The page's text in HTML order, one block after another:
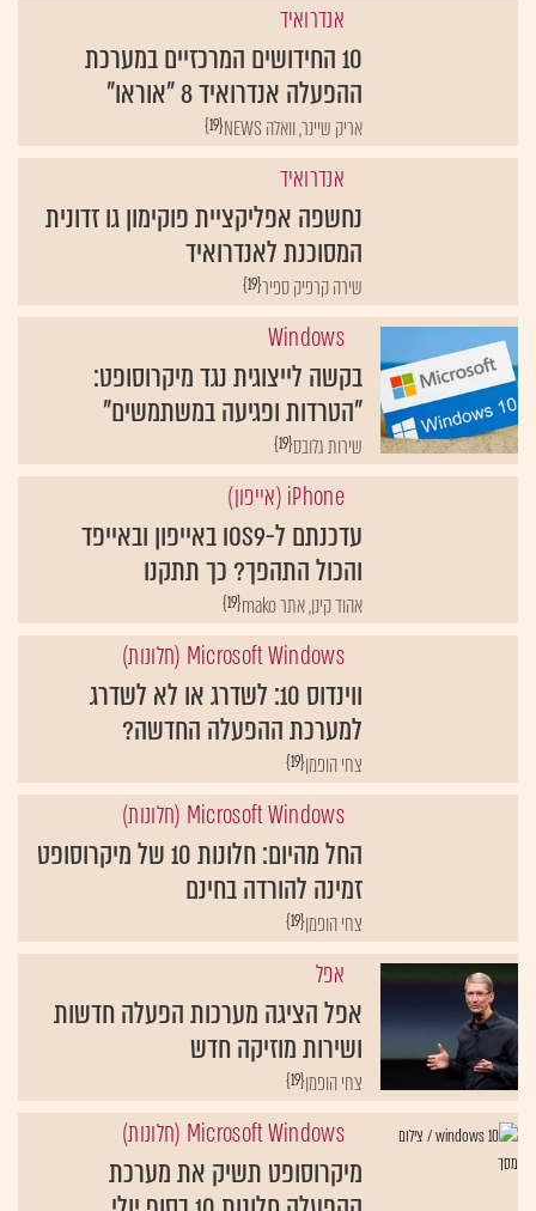
אנדרואיד
10 החידושים המרכזיים במערכת
ההפעלה אנדרואיד 8 "אוראו"
{19} אריק שיינר, וואלה NEWS
אנדרואיד
נחשפה אפליקציית פוקימון גו זדונית
המסוכנת לאנדרואיד
{19}שירה קרפיק ספיר
Windows
בקשה לייצוגית נגד מיקרוסופט:
"הטרדות ופגיעה במשתמשים"
{19}שירות גלובס
iPhone (אייפון)
עדכנתם ל-iOS9 באייפון ובאייפד
והכול התהפך? כך תתקנו
{19} אהוד קינן, אתר mako
Microsoft Windows (חלונות)
ווינדוס 10: לשדרג או לא לשדרג
למערכת ההפעלה החדשה?
{19}צחי הופמן
Microsoft Windows (חלונות)
החל מהיום: חלונות 10 של מיקרוסופט
זמינה להורדה בחינם
{19}צחי הופמן
אפל
אפל הציגה מערכות הפעלה חדשות
ושירות מוזיקה חדש
{19}צחי הופמן
Microsoft Windows (חלונות)
מיקרוסופט תשיק את מערכת